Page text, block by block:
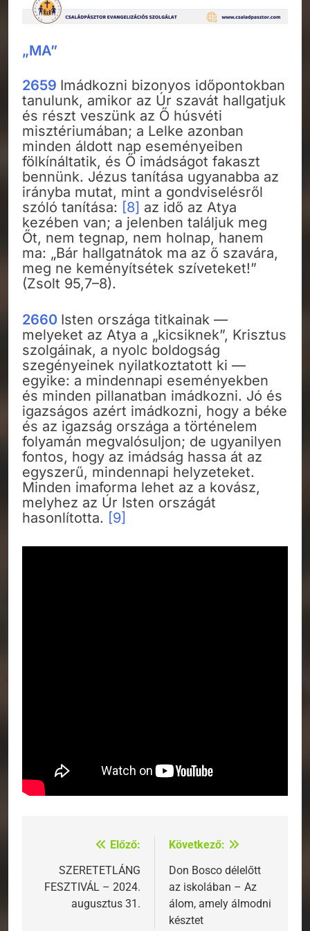
„MA”
2659 Imádkozni bizonyos időpontokban
tanulunk, amikor az Úr szavát hallgatjuk
és részt veszünk az Ő húsvéti
misztériumában; a Lelke azonban
minden áldott nap eseményeiben
fölkínáltatik, és Ő imádságot fakaszt
bennünk. Jézus tanítása ugyanabba az
irányba mutat, mint a gondviselésről
szóló tanítása: [8] az idő az Atya
kezében van; a jelenben találjuk meg
Őt, nem tegnap, nem holnap, hanem
ma: „Bár hallgatnátok ma az ő szavára,
meg ne keményítsétek szíveteket!”
(Zsolt 95,7–8).
2660 Isten országa titkainak —
melyeket az Atya a „kicsiknek”, Krisztus
szolgáinak, a nyolc boldogság
szegényeinek nyilatkoztatott ki —
egyike: a mindennapi eseményekben
és minden pillanatban imádkozni. Jó és
igazságos azért imádkozni, hogy a béke
és az igazság országa a történelem
folyamán megvalósuljon; de ugyanilyen
fontos, hogy az imádság hassa át az
egyszerű, mindennapi helyzeteket.
Minden imaforma lehet az a kovász,
melyhez az Úr Isten országát
hasonlította. [9]
Bejegyzés
navigáció
Előző:
SZERETETLÁNG
FESZTIVÁL – 2024.
augusztus 31.
Következő:
Don Bosco délelőtt
az iskolában – Az
álom, amely álmodni
késztet